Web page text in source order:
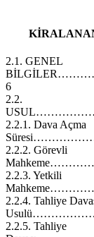
2.1. GENEL
6
2.2.
2.2.1. Dava Açma
2.2.2. Görevli
2.2.3. Yetkili
2.2.4. Tahliye
2.2.5. Tahliye